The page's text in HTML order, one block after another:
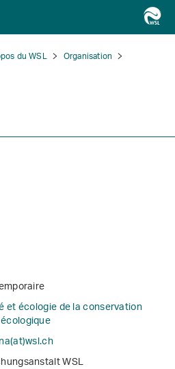
du WSL
Organisation
et écologie de la conservation
.ch
WSL